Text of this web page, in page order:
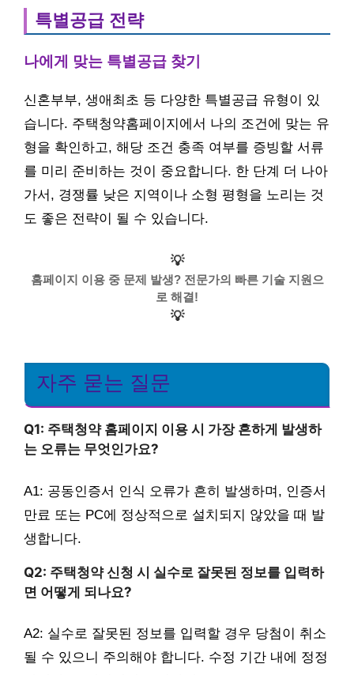
특별공급 전략
나에게 맞는 특별공급 찾기
신혼부부, 생애최초 등 다양한 특별공급 유형이 있
습니다. 주택청약홈페이지에서 나의 조건에 맞는 유
형을 확인하고, 해당 조건 충족 여부를 증빙할 서류
를 미리 준비하는 것이 중요합니다. 한 단계 더 나아
가서, 경쟁률 낮은 지역이나 소형 평형을 노리는 것
도 좋은 전략이 될 수 있습니다.
💡
홈페이지 이용 중 문제 발생? 전문가의 빠른 기술 지원으
로 해결!
💡
자주 묻는 질문
Q1: 주택청약 홈페이지 이용 시 가장 흔하게 발생하
는 오류는 무엇인가요?
A1: 공동인증서 인식 오류가 흔히 발생하며, 인증서
만료 또는 PC에 정상적으로 설치되지 않았을 때 발
생합니다.
Q2: 주택청약 신청 시 실수로 잘못된 정보를 입력하
면 어떻게 되나요?
A2: 실수로 잘못된 정보를 입력할 경우 당첨이 취소
될 수 있으니 주의해야 합니다. 수정 기간 내에 정정